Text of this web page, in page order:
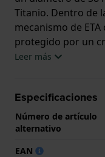
Titanio. Dentro de
mecanismo de
protegido por un
solitario.
significa que el
viene con 2 años
Leer más
Especificaciones
Número de artículo
alternativo
EAN